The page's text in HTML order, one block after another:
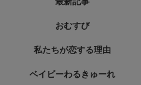
おむすび
私たちが恋する理由
ベイビーわるきゅーれ